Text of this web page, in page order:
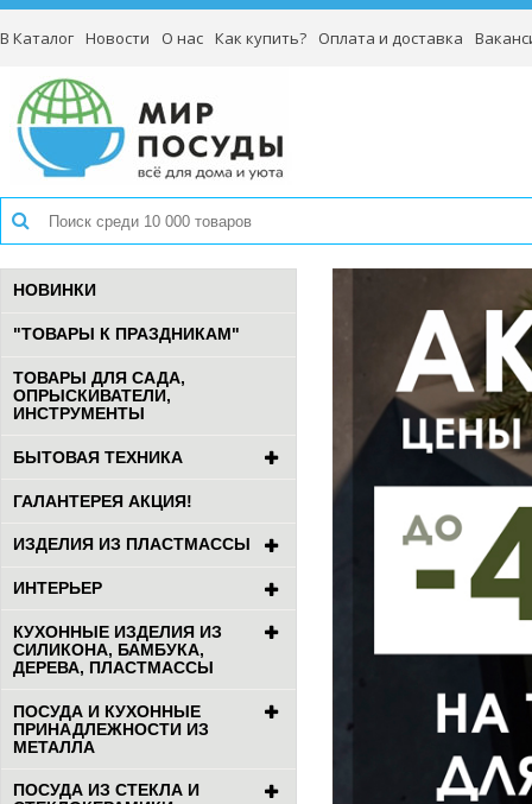
В Каталог Новости О нас Как купить? Оплата и доставка
НОВИНКИ
"ТОВАРЫ К ПРАЗДНИКАМ"
ТОВАРЫ ДЛЯ САДА,
ОПРЫСКИВАТЕЛИ,
ИНСТРУМЕНТЫ
БЫТОВАЯ ТЕХНИКА
ГАЛАНТЕРЕЯ АКЦИЯ!
ИЗДЕЛИЯ ИЗ ПЛАСТМАССЫ
ИНТЕРЬЕР
КУХОННЫЕ ИЗДЕЛИЯ ИЗ
СИЛИКОНА, БАМБУКА,
ДЕРЕВА, ПЛАСТМАССЫ
ПОСУДА И КУХОННЫЕ
ПРИНАДЛЕЖНОСТИ ИЗ
МЕТАЛЛА
ПОСУДА ИЗ СТЕКЛА И